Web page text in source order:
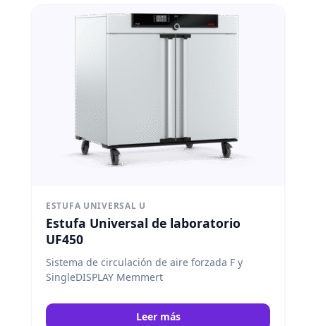
ESTUFA UNIVERSAL U
Estufa Universal de laboratorio
UF450
Sistema de circulación de aire forzada F y
SingleDISPLAY Memmert
Leer más